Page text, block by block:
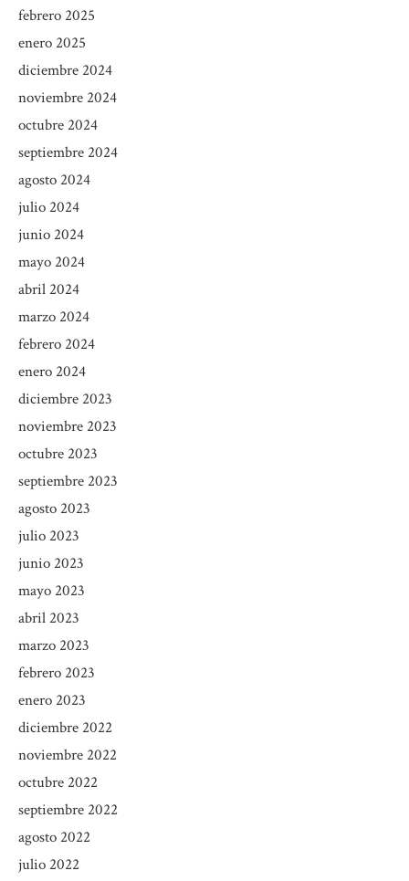
febrero 2025
enero 2025
diciembre 2024
noviembre 2024
octubre 2024
septiembre 2024
agosto 2024
julio 2024
junio 2024
mayo 2024
abril 2024
marzo 2024
febrero 2024
enero 2024
diciembre 2023
noviembre 2023
octubre 2023
septiembre 2023
agosto 2023
julio 2023
junio 2023
mayo 2023
abril 2023
marzo 2023
febrero 2023
enero 2023
diciembre 2022
noviembre 2022
octubre 2022
septiembre 2022
agosto 2022
julio 2022